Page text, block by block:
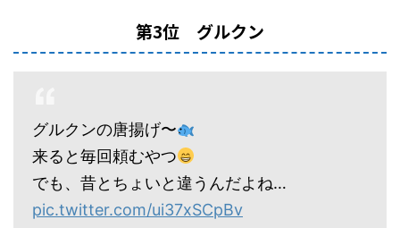
第3位 グルクン
グルクンの唐揚げ〜
来ると毎回頼むやつ
でも、昔とちょいと違うんだよね…
pic.twitter.com/ui37xSCpBv